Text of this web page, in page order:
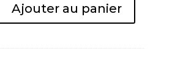
Ajouter au panier